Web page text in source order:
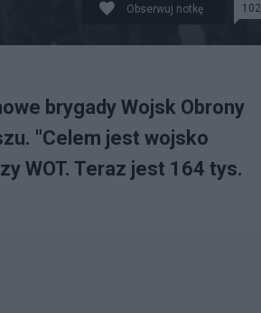
Obserwuj notkę 102
brygady Wojsk Obrony
"Celem jest wojsko
WOT. Teraz jest 164 tys.